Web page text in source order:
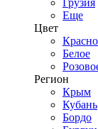
Грузия
Еще
Цвет
Белое
Регион
Крым
Кубань
Бордо